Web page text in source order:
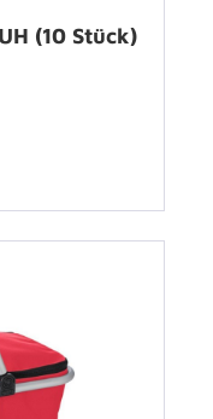
(10 Stück)